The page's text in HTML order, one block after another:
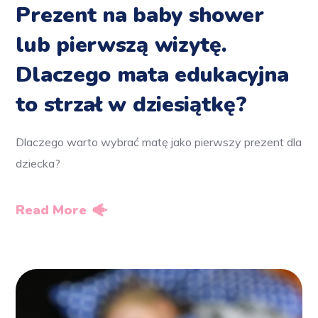
Prezent na baby shower
lub pierwszą wizytę.
Dlaczego mata edukacyjna
to strzał w dziesiątkę?
Dlaczego warto wybrać matę jako pierwszy prezent dla
dziecka?
Read More